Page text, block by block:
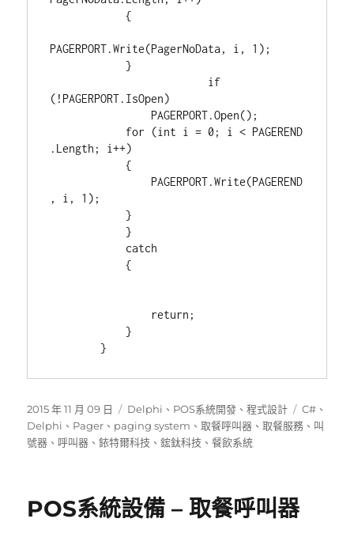
            {
PAGERPORT.Write(PagerNoData, i, 1);
            }
(!PAGERPORT.IsOpen)
.Length; i++)
            {
, i, 1);
            }
            }
            {
            }
發
佈
日
2015 年 11 月 09 日
分
類
Delphi 、 POS系統開發 、程式設計
標
籤
C# 、
Delphi 、 Pager 、 paging system 、取餐呼叫器 、取餐服務 、 叫
號器 、 呼叫器 、銥特爾科技 、鋐鈦科技 、餐飲系統
POS系統設備 – 取餐呼叫器